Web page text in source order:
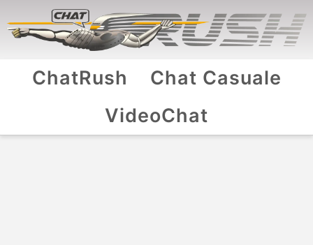
ChatRush
Chat Casuale
VideoChat